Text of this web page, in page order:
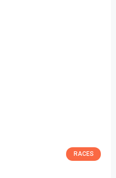
RACES